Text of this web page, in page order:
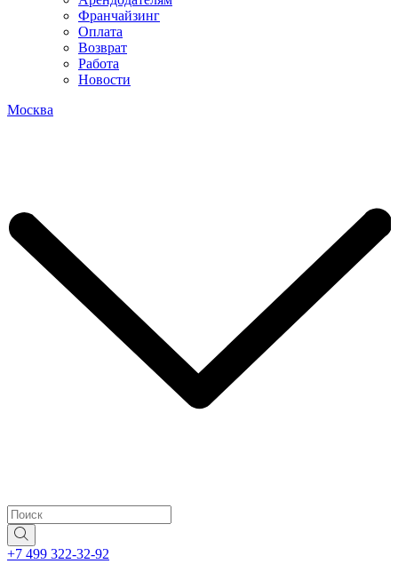
Франчайзинг
Оплата
Возврат
Работа
Новости
Москва
+7 499 322-32-92